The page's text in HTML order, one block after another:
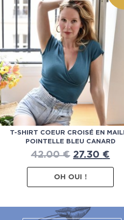
T-SHIRT COEUR CROISÉ EN
POINTELLE BLEU CANARD
42.00€ 27.30 €
OH OUI !